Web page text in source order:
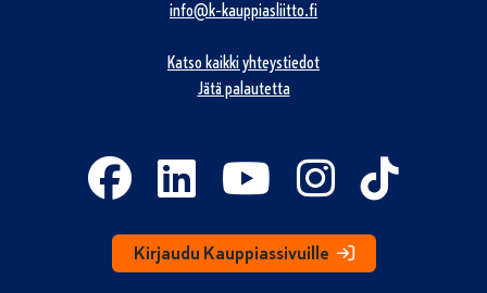
info@k-kauppiasliitto.fi
Katso kaikki yhteystiedot
Jätä palautetta
Kirjaudu Kauppiassivuille